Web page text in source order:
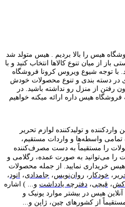
1396 کرکره فروشگاه هیس را بالا بردیم . هیس متولد شد
باز از میان تنوع کالاها انتخاب کنید و با
با توجه شیوع ویروس کرونا فروشگاه
در دسته بندی و تنوع محصولات خودش
رفتن از منزل رو نداشته باشید. در
هیس داره ارائه میکنه خواهیم
و تولید‌کننده لوازم تحریر
تمامی واسطه‌ها و واردات مستقیم،
را مستقیماً به دست مصرف‌کننده
را می‌توانید به صورت عمده، رگلامی و
خریداری نمایید. از جمله محصولات
، خودکار ، روان‌نویس، جامدادی، اتود،
، قیچی، دفترچه یادداشت و... ) اشاره
هیس در بیشتر موارد یونیک و
از کشور‌های چین، ژاپن و...